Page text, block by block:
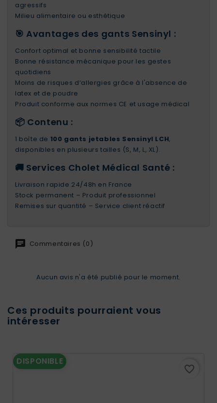
agressifs
Milieu alimentaire ou esthétique
🎯 Avantages des gants Sensinyl :
Confort optimal et bonne sensibilité tactile
Bonne résistance mécanique pour les gestes
quotidiens
Moins de risques d’allergies grâce à l'absence de
latex et de poudre
Produit conforme aux normes CE et usage médical
📦 Contenu :
1 boîte de 100 gants jetables Sensinyl LCH,
disponibles en plusieurs tailles (S, M, L, XL).
🚚 Services Cholet Médical Santé :
Livraison rapide 24/48h en France
Stock permanent – Produit professionnel
Remises sur quantité – Service client réactif
Commentaires (0)
Aucun avis n'a été publié pour le moment.
Ces produits pourraient vous
intéresser
DISPONIBLE
favorite_border